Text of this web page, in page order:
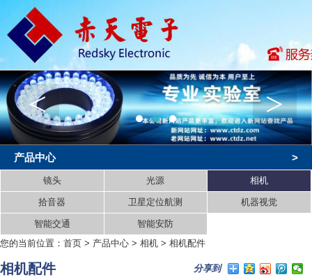
< >
产品中心 >
镜头 光源 相机
拾音器 卫星定位航测 机器视觉
智能交通
智能安防
您的当前位置： 首页 > 产品中心 > 相机 > 相机配件
相机配件 分享到